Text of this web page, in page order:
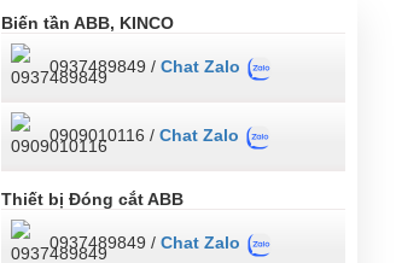
Biến tần ABB, KINCO
0937489849 / Chat Zalo
0909010116 / Chat Zalo
Thiết bị Đóng cắt ABB
0937489849 / Chat Zalo